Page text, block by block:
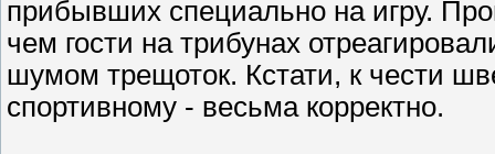
прибывших специально на игру.
чем гости на трибунах
шумом трещоток. Кстати, к чести
спортивному - весьма корректно.